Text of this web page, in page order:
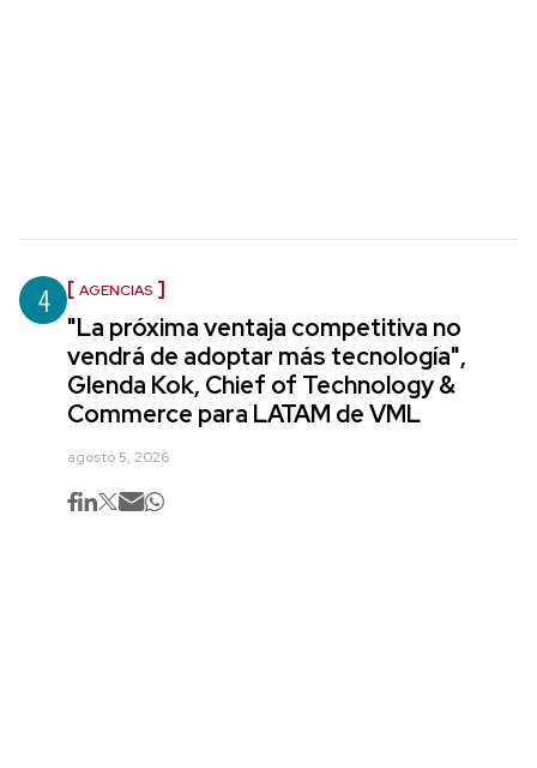
4 AGENCIAS
"La próxima ventaja competitiva no
vendrá de adoptar más tecnología",
Glenda Kok, Chief of Technology &
Commerce para LATAM de VML
agosto 5, 2026